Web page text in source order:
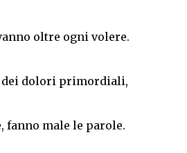
oltre ogni volere.
dolori primordiali,
fanno male le parole.